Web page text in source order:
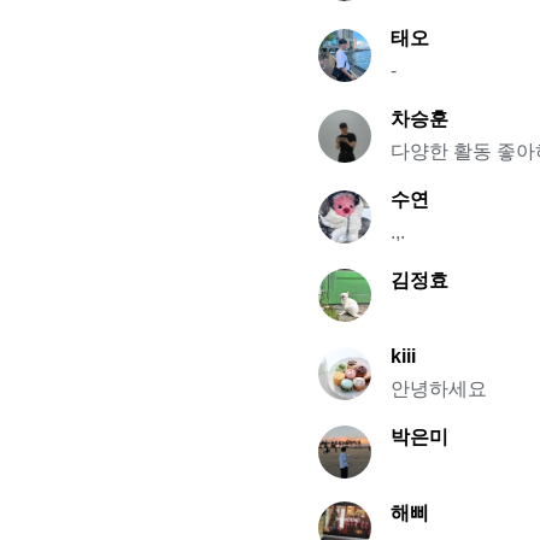
태오
-
차승훈
다양한 활동 좋
수연
.,.
김정효
kiii
안녕하세요
박은미
해삐